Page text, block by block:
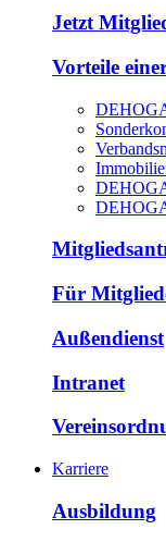
Jetzt
Vorteile
Für
Außendienst
Intranet
Karriere
Ausbildung